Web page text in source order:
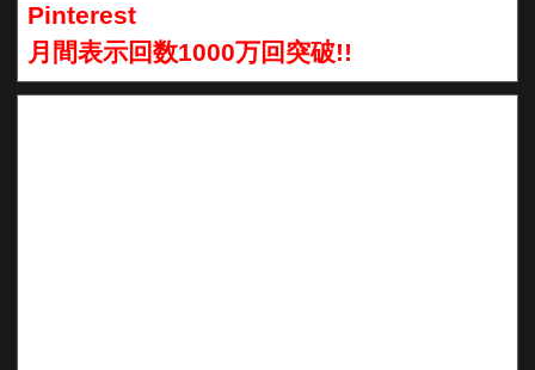
Pinterest
月間表示回数1000万回突破!!